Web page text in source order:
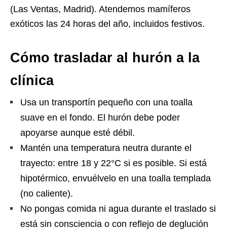
(Las Ventas, Madrid). Atendemos mamíferos
exóticos las 24 horas del año, incluidos festivos.
Cómo trasladar al hurón a la
clínica
Usa un transportín pequeño con una toalla
suave en el fondo. El hurón debe poder
apoyarse aunque esté débil.
Mantén una temperatura neutra durante el
trayecto: entre 18 y 22°C si es posible. Si está
hipotérmico, envuélvelo en una toalla templada
(no caliente).
No pongas comida ni agua durante el traslado si
está sin consciencia o con reflejo de deglución